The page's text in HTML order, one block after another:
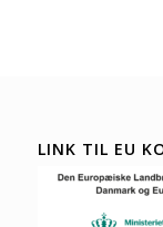
LINK TIL EU